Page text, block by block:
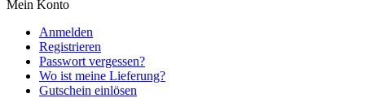
Mein Konto
Anmelden
Registrieren
Passwort vergessen?
Wo ist meine Lieferung?
Gutschein einlösen